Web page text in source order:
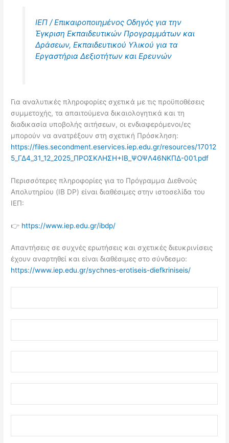
ΙΕΠ / Επικαιροποιημένος Οδηγός για την
Έγκριση Εκπαιδευτικών Προγραμμάτων και
Δράσεων, Εκπαιδευτικού Υλικού για τα
Εργαστήρια Δεξιοτήτων και Ερευνών
Για αναλυτικές πληροφορίες σχετικά με τις προϋποθέσεις
συμμετοχής, τα απαιτούμενα δικαιολογητικά και τη
διαδικασία υποβολής αιτήσεων, οι ενδιαφερόμενοι/ες
μπορούν να ανατρέξουν στη σχετική Πρόσκληση:
https://files.secondment.eservices.iep.edu.gr/resources/17012
5_ΓΔ4_31_12_2025_ΠΡΟΣΚΛΗΣΗ+IB_ΨΟΨΛ46ΝΚΠΔ-001.pdf
Περισσότερες πληροφορίες για το Πρόγραμμα Διεθνούς
Απολυτηρίου (IB DP) είναι διαθέσιμες στην ιστοσελίδα του
ΙΕΠ:
👉 https://www.iep.edu.gr/ibdp/
Απαντήσεις σε συχνές ερωτήσεις και σχετικές διευκρινίσεις
έχουν αναρτηθεί και είναι διαθέσιμες στο σύνδεσμο:
https://www.iep.edu.gr/sychnes-erotiseis-diefkriniseis/